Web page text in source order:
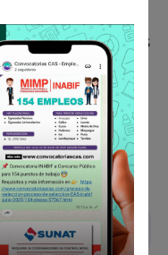
si cumples con los
y presentalo en
que indica las
conocer cuando